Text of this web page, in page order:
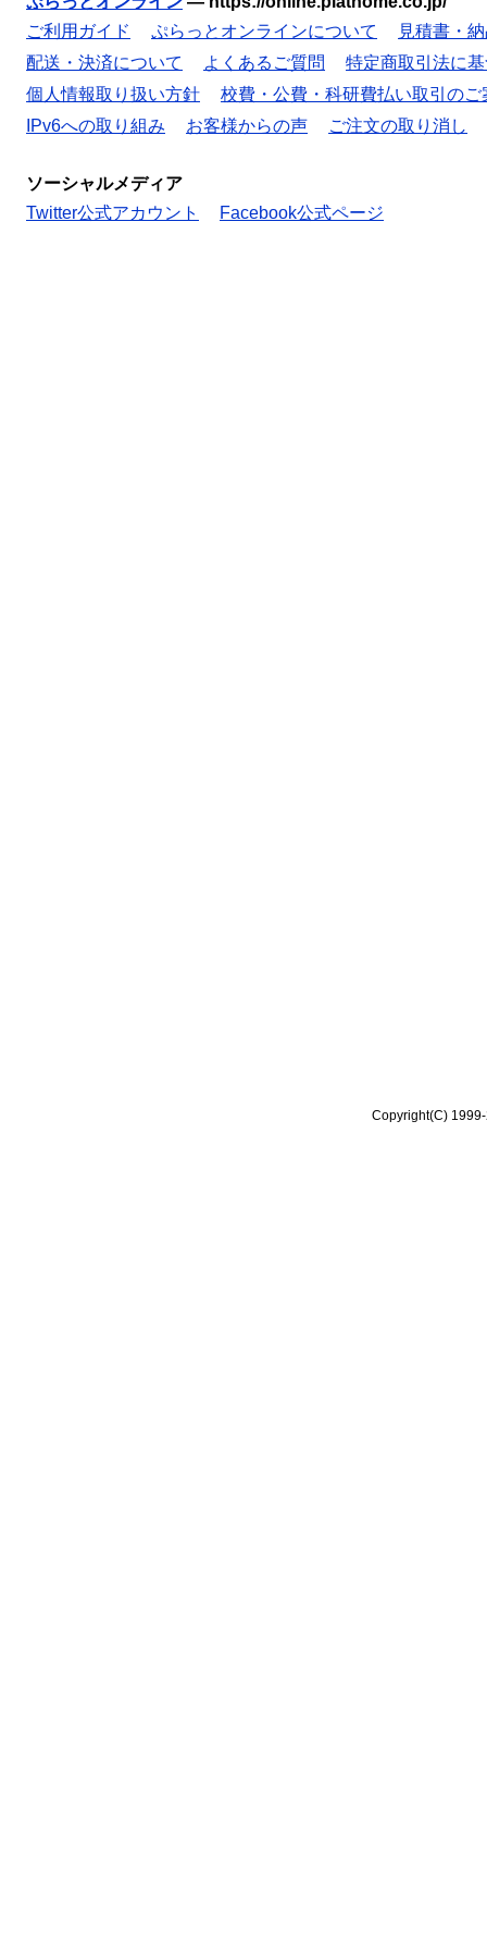
ご利用ガイド
ぷらっとオンラインについて
見積書・
配送・決済について
よくあるご質問
特定商取引法に
個人情報取り扱い方針
校費・公費・科研費払い取引のご
IPv6への取り組み
お客様からの声 ご注文の取り消し
ソーシャルメディア
Twitter公式アカウント
Facebook公式ページ
Copyright(C)